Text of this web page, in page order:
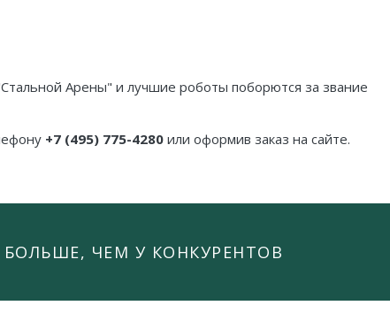
Арены" и лучшие роботы поборются за звание
+7 (495) 775-4280 или оформив заказ на сайте.
БОЛЬШЕ, ЧЕМ У КОНКУРЕНТОВ